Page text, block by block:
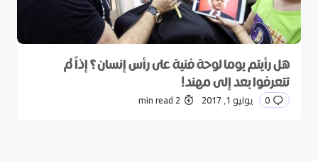
هل رأيتم يوما لوحة فنية على رأس إنسان؟ إذاً لم
تتعرفوا بعد إلى مهند!
0 يوليو 1, 2017 2 min read